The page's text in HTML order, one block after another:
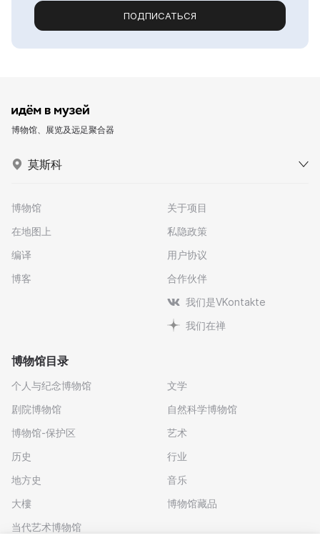
ПОДПИСАТЬСЯ
博物馆、展览及远足聚合器
莫斯科
博物馆
在地图上
编译
博客
关于项目
私隐政策
用户协议
合作伙伴
我们是VKontakte
我们在禅
博物馆目录
个人与纪念博物馆
剧院博物馆
博物馆-保护区
历史
地方史
大樓
当代艺术博物馆
文学
自然科学博物馆
艺术
行业
音乐
博物馆藏品